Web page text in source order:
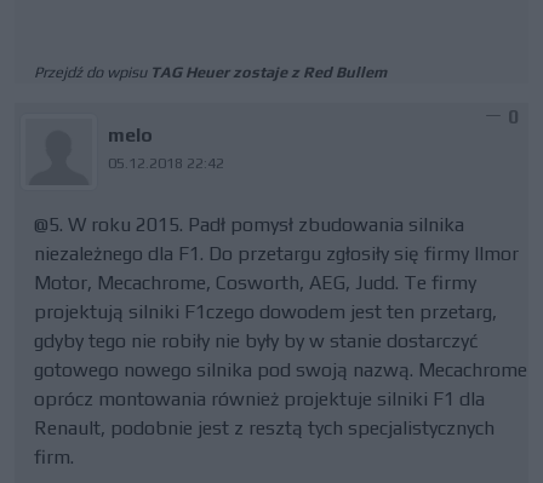
Przejdź do wpisu TAG Heuer zostaje z Red Bullem
melo
05.12.2018 22:42
0
@5. W roku 2015. Padł pomysł zbudowania silnika
niezależnego dla F1. Do przetargu zgłosiły się firmy Ilmor
Motor, Mecachrome, Cosworth, AEG, Judd. Te firmy
projektują silniki F1czego dowodem jest ten przetarg,
gdyby tego nie robiły nie były by w stanie dostarczyć
gotowego nowego silnika pod swoją nazwą. Mecachrome
oprócz montowania również projektuje silniki F1 dla
Renault, podobnie jest z resztą tych specjalistycznych
firm.